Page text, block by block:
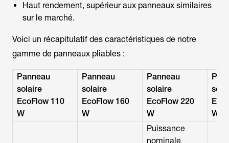
Haut rendement, supérieur aux panneaux similaires
sur le marché.
Voici un récapitulatif des caractéristiques de notre
gamme de panneaux pliables :
Panneau
solaire
EcoFlow 110
W
Panneau
solaire
EcoFlow 160
W
Panneau
solaire
EcoFlow 220
W
W
Puissance
nominale